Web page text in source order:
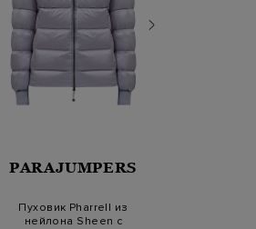
PARAJUMPERS
Пуховик Pharrell из
нейлона Sheen с